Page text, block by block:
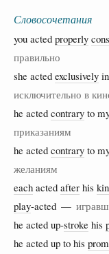
Словосочетания
you acted properly
правильно
she acted exclusively
исключительно в
he acted contrary to
приказаниям
he acted contrary to
желаниям
each acted after his
play-acted —
he acted up-stroke his
he acted up to his